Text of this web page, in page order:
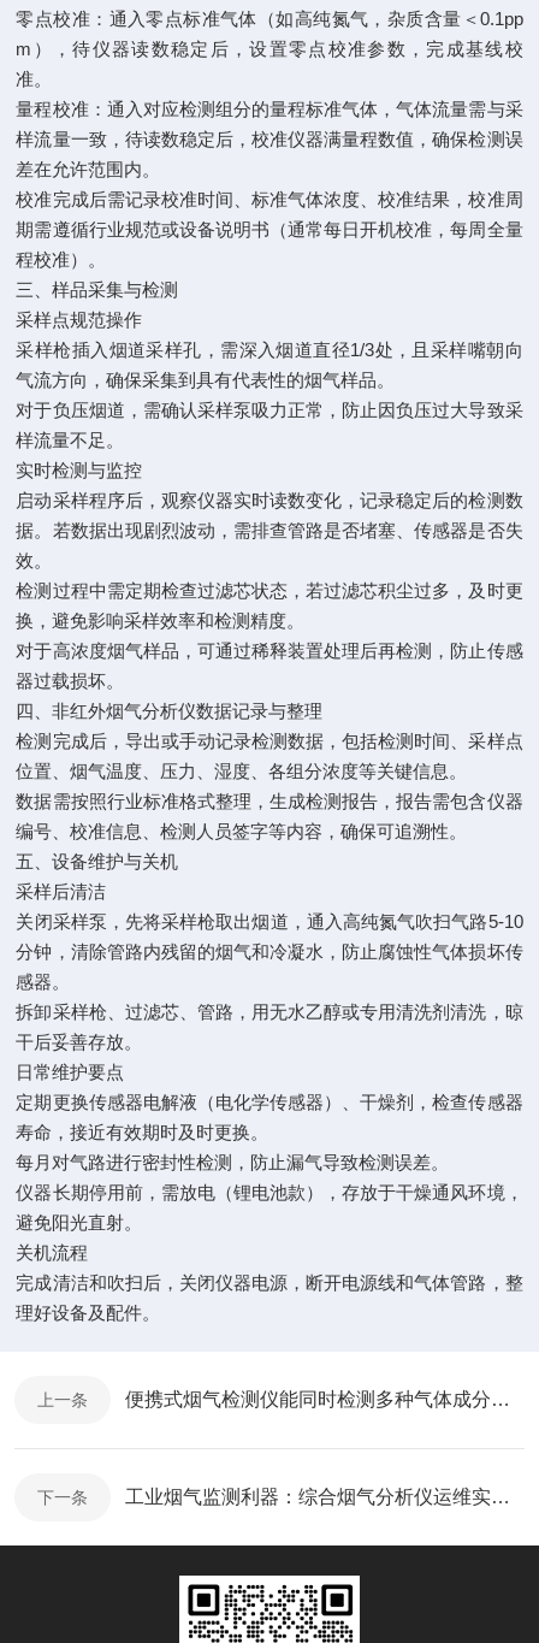
零点校准：通入零点标准气体（如高纯氮气，杂质含量＜0.1pp
m），待仪器读数稳定后，设置零点校准参数，完成基线校
准。
量程校准：通入对应检测组分的量程标准气体，气体流量需与采
样流量一致，待读数稳定后，校准仪器满量程数值，确保检测误
差在允许范围内。
校准完成后需记录校准时间、标准气体浓度、校准结果，校准周
期需遵循行业规范或设备说明书（通常每日开机校准，每周全量
程校准）。
三、样品采集与检测
采样点规范操作
采样枪插入烟道采样孔，需深入烟道直径1/3处，且采样嘴朝向
气流方向，确保采集到具有代表性的烟气样品。
对于负压烟道，需确认采样泵吸力正常，防止因负压过大导致采
样流量不足。
实时检测与监控
启动采样程序后，观察仪器实时读数变化，记录稳定后的检测数
据。若数据出现剧烈波动，需排查管路是否堵塞、传感器是否失
效。
检测过程中需定期检查过滤芯状态，若过滤芯积尘过多，及时更
换，避免影响采样效率和检测精度。
对于高浓度烟气样品，可通过稀释装置处理后再检测，防止传感
器过载损坏。
四、非红外烟气分析仪数据记录与整理
检测完成后，导出或手动记录检测数据，包括检测时间、采样点
位置、烟气温度、压力、湿度、各组分浓度等关键信息。
数据需按照行业标准格式整理，生成检测报告，报告需包含仪器
编号、校准信息、检测人员签字等内容，确保可追溯性。
五、设备维护与关机
采样后清洁
关闭采样泵，先将采样枪取出烟道，通入高纯氮气吹扫气路5-10
分钟，清除管路内残留的烟气和冷凝水，防止腐蚀性气体损坏传
感器。
拆卸采样枪、过滤芯、管路，用无水乙醇或专用清洗剂清洗，晾
干后妥善存放。
日常维护要点
定期更换传感器电解液（电化学传感器）、干燥剂，检查传感器
寿命，接近有效期时及时更换。
每月对气路进行密封性检测，防止漏气导致检测误差。
仪器长期停用前，需放电（锂电池款），存放于干燥通风环境，
避免阳光直射。
关机流程
完成清洁和吹扫后，关闭仪器电源，断开电源线和气体管路，整
理好设备及配件。
上一条 便携式烟气检测仪能同时检测多种气体成分，满足不同环境下的需求
下一条 工业烟气监测利器：综合烟气分析仪运维实操手册